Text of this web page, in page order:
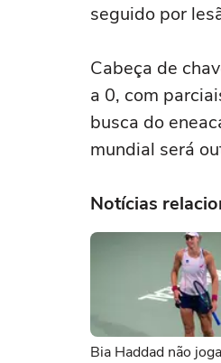
seguido por
Cabeça de
a 0, com
busca do
mundial será
Notícias
Bia Haddad não